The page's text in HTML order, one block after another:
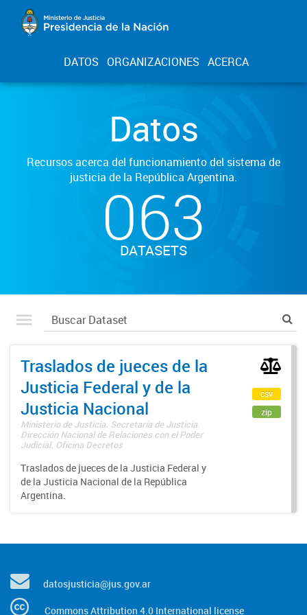
DATOS ORGANIZACIONES ACERCA
Datos
Recursos acerca del funcionamiento del sistema de
justicia de la República Argentina.
063
DATASETS
Traslados de jueces de la
Justicia Federal y de la
Justicia Nacional
Ministerio de Justicia. Secretaría de Justicia.
Dirección Nacional de Relaciones con el Poder
Judicial. Oficina Decretos
Traslados de jueces de la Justicia Federal y
de la Justicia Nacional de la República
Argentina.
csv
zip
datosjusticia@jus.gov.ar
Commons Attribution 4.0 International license